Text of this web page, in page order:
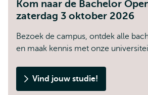
Kom naar de Bachelor
zaterdag 3 oktober 2026
Bezoek de campus, ontdek alle
en maak kennis met onze
Vind jouw studie!